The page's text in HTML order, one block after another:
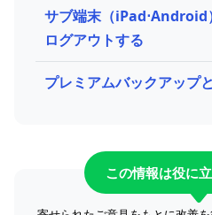
サブ端末（iPad⋅Android
ログアウトする
プレミアムバックアップ
この情報は役に